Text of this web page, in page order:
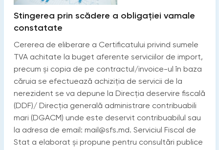
Stingerea prin scădere a obligației vamale
constatate
Cererea de eliberare a Certificatului privind sumele
TVA achitate la buget aferente serviciilor de import,
precum și copia de pe contractul/invoice-ul în baza
căruia se efectuează achiziția de servicii de la
nerezident se va depune la Direcţia deservire fiscală
(DDF)/ Direcţia generală administrare contribuabili
mari (DGACM) unde este deservit contribuabilul sau
la adresa de email: mail@sfs.md. Serviciul Fiscal de
Stat a elaborat și propune pentru consultări publice